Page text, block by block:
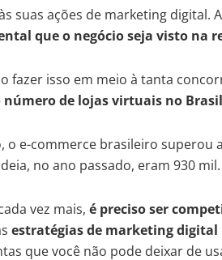
suas ações de marketing digital.
que o negócio seja visto na
fazer isso em meio à tanta
número de lojas virtuais no
o e-commerce brasileiro superou
no ano passado, eram 930 mil.
vez mais, é preciso ser
estratégias de marketing digital
que você não pode deixar de